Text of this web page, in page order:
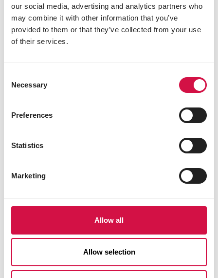
our social media, advertising and analytics partners who
may combine it with other information that you’ve
provided to them or that they’ve collected from your use
of their services.
Selection
Necessary
Preferences
Statistics
Marketing
Allow all
Allow selection
Papegaaien